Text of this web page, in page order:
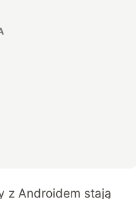
z Androidem stają